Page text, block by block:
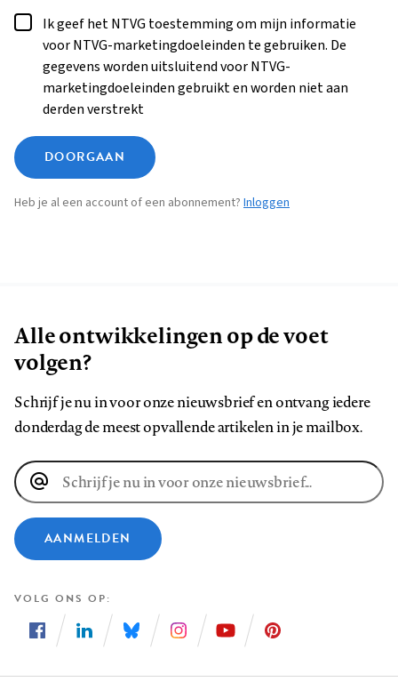
Ik geef het NTVG toestemming om mijn informatie
voor NTVG-marketingdoeleinden te gebruiken. De
gegevens worden uitsluitend voor NTVG-
marketingdoeleinden gebruikt en worden niet aan
derden verstrekt
DOORGAAN
Heb je al een account of een abonnement? Inloggen
Alle ontwikkelingen op de voet
volgen?
Schrijf je nu in voor onze nieuwsbrief en ontvang iedere
donderdag de meest opvallende artikelen in je mailbox.
E-
mailadres
AANMELDEN
VOLG ONS OP
ons
ons
ons
ons
ons
ons